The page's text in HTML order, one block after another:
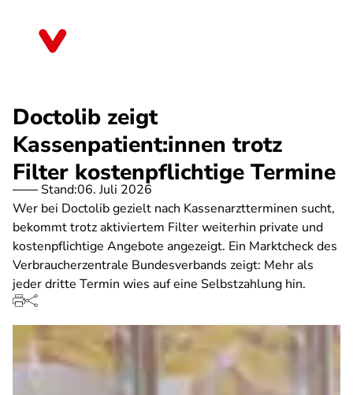
Doctolib zeigt
Kassenpatient:innen trotz
Filter kostenpflichtige Termine
Stand:06. Juli 2026
Wer bei Doctolib gezielt nach Kassenarztterminen sucht,
bekommt trotz aktiviertem Filter weiterhin private und
kostenpflichtige Angebote angezeigt. Ein Marktcheck des
Verbraucherzentrale Bundesverbands zeigt: Mehr als
jeder dritte Termin wies auf eine Selbstzahlung hin.